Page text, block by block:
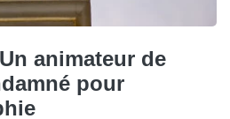
animateur de
pour